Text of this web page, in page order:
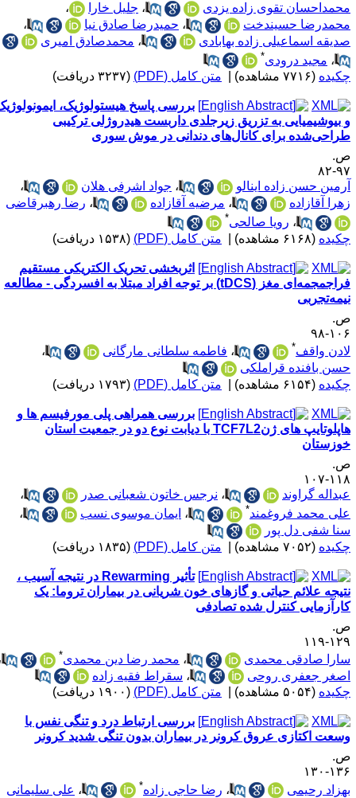
تقوی زاده یزدی
،جلیل خارا
،
حسیندخت
،حمیدرضا صادق نیا
،
اسماعیلی زاده بهابادی
، محمدصادق امیری
، مجید درودی
(۷۷۱۶ مشاهده) | متن کامل (PDF) (۳۲۳۷ دریافت)
بررسی پاسخ هیستولوژیک، ایمونولوژیک
بیوشیمیایی به تزریق زیرجلدی داربست هیدروژلی ترکیبی
برای کانال‌های دندانی در موش سوری
۸۲
حسن زاده اینالو
،جواد اشرفی هلان
،
آقازاده
،مرضیه آقازاده ،رضا رهبرقاضی
،رویا صالحی
(۶۱۶۸ مشاهده) | متن کامل (PDF) (۱۵۳۸ دریافت)
اثربخشی تحریک الکتریکی مستقیم
فراجمجمه‌ای مغز (tDCS) بر توجه افراد مبتلا به افسردگی - مطالعه
۹۸
واقف
،فاطمه سلطانی مارگانی
،
بافنده قراملکی
(۶۱۵۴ مشاهده) | متن کامل (PDF) (۱۷۹۳ دریافت)
بررسی همراهی پلی مورفیسم ها و
هاپلوتایپ های ژنTCF7L2 با دیابت نوع دو در جمعیت استان
۱۰۷
گراوند
،نرجس خاتون شعبانی صدر
،
محمد فروغمند* ،ایمان موسوی نسب
،
شفی دل پور
(۷۰۵۲ مشاهده) | متن کامل (PDF) (۱۸۳۵ دریافت)
تأثیر Rewarming در نتیجه آسیب ،
علائم حیاتی و گازهای خون شریانی در بیماران تروما: یک
کنترل شده تصادفی
۱۱۹
صادقی محمدی
،محمد رضا دین محمدی
،
جعفری روحی
، سقراط فقیه زاده
(۵۰۵۴ مشاهده) | متن کامل (PDF) (۱۹۰۰ دریافت)
بررسی ارتباط درد و تنگی نفس با
اکتازی عروق کرونر در بیماران بدون تنگی شدید کرونر
۱۳۰
رحیمی
، رضا حاجی زاده ، علی سلیمانی